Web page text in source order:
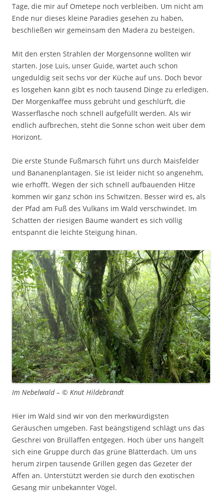
Tage, die mir auf Ometepe noch verbleiben. Um nicht am
Ende nur dieses kleine Paradies gesehen zu haben,
beschließen wir gemeinsam den Madera zu besteigen.
Mit den ersten Strahlen der Morgensonne wollten wir
starten. Jose Luis, unser Guide, wartet auch schon
ungeduldig seit sechs vor der Küche auf uns. Doch bevor
es losgehen kann gibt es noch tausend Dinge zu erledigen.
Der Morgenkaffee muss gebrüht und geschlürft, die
Wasserflasche noch schnell aufgefüllt werden. Als wir
endlich aufbrechen, steht die Sonne schon weit über dem
Horizont.
Die erste Stunde Fußmarsch führt uns durch Maisfelder
und Bananenplantagen. Sie ist leider nicht so angenehm,
wie erhofft. Wegen der sich schnell aufbauenden Hitze
kommen wir ganz schön ins Schwitzen. Besser wird es, als
der Pfad am Fuß des Vulkans im Wald verschwindet. Im
Schatten der riesigen Bäume wandert es sich völlig
entspannt die leichte Steigung hinan.
Im Nebelwald – © Knut Hildebrandt
Hier im Wald sind wir von den merkwürdigsten
Geräuschen umgeben. Fast beängstigend schlägt uns das
Geschrei von Brüllaffen entgegen. Hoch über uns hangelt
sich eine Gruppe durch das grüne Blätterdach. Um uns
herum zirpen tausende Grillen gegen das Gezeter der
Affen an. Unterstützt werden sie durch den exotischen
Gesang mir unbekannter Vögel.